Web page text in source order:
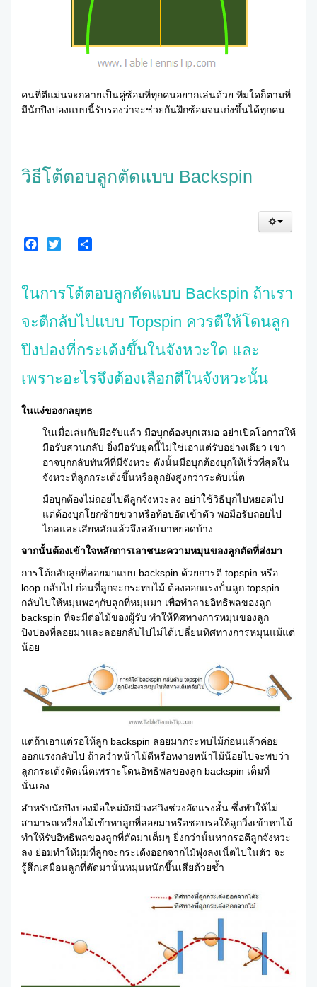
คนที่ตีแม่นจะกลายเป็นคู่ซ้อมที่ทุกคนอยากเล่นด้วย ทีมใดก็ตามที่
มีนักปิงปองแบบนี้รับรองว่าจะช่วยกันฝึกซ้อมจนเก่งขึ้นได้ทุกคน
วิธีโต้ตอบลูกตัดแบบ Backspin
ในการโต้ตอบลูกตัดแบบ Backspin ถ้าเรา
จะตีกลับไปแบบ Topspin ควรตีให้โดนลูก
ปิงปองที่กระเด้งขึ้นในจังหวะใด และ
เพราะอะไรจึงต้องเลือกตีในจังหวะนั้น
ในแง่ของกลยุทธ
ในเมื่อเล่นกับมือรับแล้ว มือบุกต้องบุกเสมอ อย่าเปิดโอกาสให้
มือรับสวนกลับ ยิ่งมือรับยุคนี้ไม่ใช่เอาแต่รับอย่างเดียว เขา
อาจบุกกลับทันทีที่มีจังหวะ ดังนั้นมือบุกต้องบุกให้เร็วที่สุดใน
จังหวะที่ลูกกระเด้งขึ้นหรือลูกยังสูงกว่าระดับเน็ต
มือบุกต้องไม่ถอยไปตีลูกจังหวะลง อย่าใช้วิธีบุกไปหยอดไป
แต่ต้องบุกโยกซ้ายขวาหรือท้อปอัดเข้าตัว พอมือรับถอยไป
ไกลและเสียหลักแล้วจึงสลับมาหยอดบ้าง
จากนั้นต้องเข้าใจหลักการเอาชนะความหมุนของลูกตัดที่ส่งมา
การโต้กลับลูกที่ลอยมาแบบ backspin ด้วยการตี topspin หรือ
loop กลับไป ก่อนที่ลูกจะกระทบไม้ ต้องออกแรงปั่นลูก topspin
กลับไปให้หมุนพอๆกับลูกที่หมุนมา เพื่อทำลายอิทธิพลของลูก
backspin ที่จะมีต่อไม้ของผู้รับ ทำให้ทิศทางการหมุนของลูก
ปิงปองที่ลอยมาและลอยกลับไปไม่ได้เปลี่ยนทิศทางการหมุนแม้แต่
น้อย
แต่ถ้าเอาแต่รอให้ลูก backspin ลอยมากระทบไม้ก่อนแล้วค่อย
ออกแรงกลับไป ถ้าคว่ำหน้าไม้ตีหรือหงายหน้าไม้น้อยไปจะพบว่า
ลูกกระเด้งติดเน็ตเพราะโดนอิทธิพลของลูก backspin เต็มที่
นั่นเอง
สำหรับนักปิงปองมือใหม่มักมีวงสวิงช่วงอัดแรงสั้น ซึ่งทำให้ไม่
สามารถเหวี่ยงไม้เข้าหาลูกที่ลอยมาหรือชอบรอให้ลูกวิ่งเข้าหาไม้
ทำให้รับอิทธิพลของลูกที่ตัดมาเต็มๆ ยิ่งกว่านั้นหากรอตีลูกจังหวะ
ลง ย่อมทำให้มุมที่ลูกจะกระเด้งออกจากไม้พุ่งลงเน็ตไปในตัว จะ
รู้สึกเสมือนลูกที่ตัดมานั้นหมุนหนักขึ้นเสียด้วยซ้ำ